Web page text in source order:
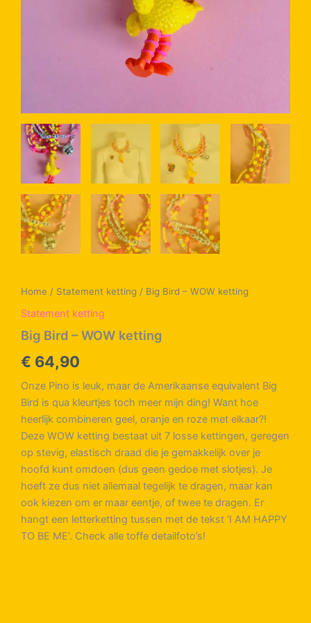
Home / Statement ketting / Big Bird – WOW ketting
Statement ketting
Big Bird – WOW ketting
€ 64,90
Onze Pino is leuk, maar de Amerikaanse equivalent Big
Bird is qua kleurtjes toch meer mijn ding! Want hoe
heerlijk combineren geel, oranje en roze met elkaar?!
Deze WOW ketting bestaat uit 7 losse kettingen, geregen
op stevig, elastisch draad die je gemakkelijk over je
hoofd kunt omdoen (dus geen gedoe met slotjes). Je
hoeft ze dus niet allemaal tegelijk te dragen, maar kan
ook kiezen om er maar eentje, of twee te dragen. Er
hangt een letterketting tussen met de tekst ‘I AM HAPPY
TO BE ME’. Check alle toffe detailfoto’s!